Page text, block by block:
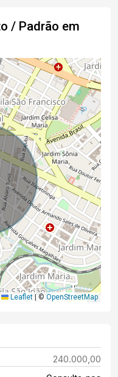
/ Padrão em
Leaflet © OpenStreetMap
240.000,00